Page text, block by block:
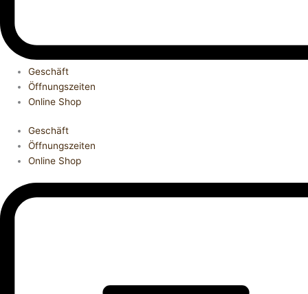
Geschäft
Öffnungszeiten
Online Shop
Geschäft
Öffnungszeiten
Online Shop